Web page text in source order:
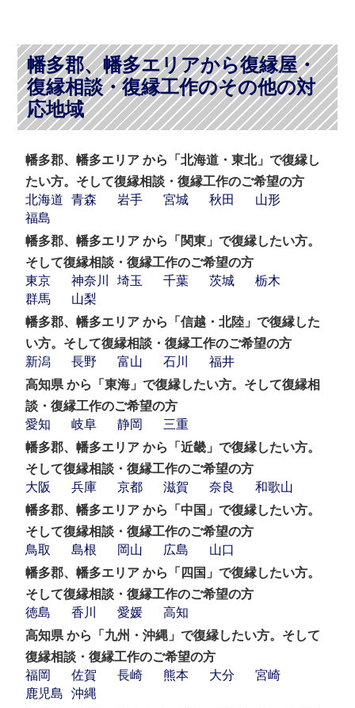
幡多郡、幡多エリアから復縁屋・
復縁相談・復縁工作のその他の対
応地域
幡多郡、幡多エリア から「北海道・東北」で復縁し
たい方。そして復縁相談・復縁工作のご希望の方
北海道
青森 岩手 宮城 秋田
山形
福島
幡多郡、幡多エリア から「関東」で復縁したい方。
そして復縁相談・復縁工作のご希望の方
東京
神奈川 埼玉 千葉 茨城
栃木
群馬
山梨
幡多郡、幡多エリア から「信越・北陸」で復縁した
い方。そして復縁相談・復縁工作のご希望の方
新潟
長野 富山 石川
福井
高知県 から「東海」で復縁したい方。そして復縁相
談・復縁工作のご希望の方
愛知
岐阜 静岡
三重
幡多郡、幡多エリア から「近畿」で復縁したい方。
そして復縁相談・復縁工作のご希望の方
大阪
兵庫 京都 滋賀 奈良
和歌山
幡多郡、幡多エリア から「中国」で復縁したい方。
そして復縁相談・復縁工作のご希望の方
鳥取
島根 岡山 広島
山口
幡多郡、幡多エリア から「四国」で復縁したい方。
そして復縁相談・復縁工作のご希望の方
徳島
香川 愛媛
高知
高知県 から「九州・沖縄」で復縁したい方。そして
復縁相談・復縁工作のご希望の方
福岡
佐賀 長崎 熊本 大分
宮崎
鹿児島
沖縄